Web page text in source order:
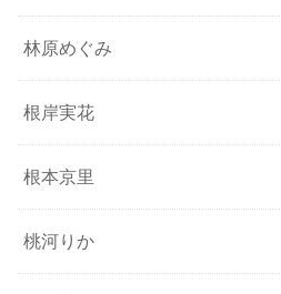
林原めぐみ
根岸実花
根本京里
桃河りか